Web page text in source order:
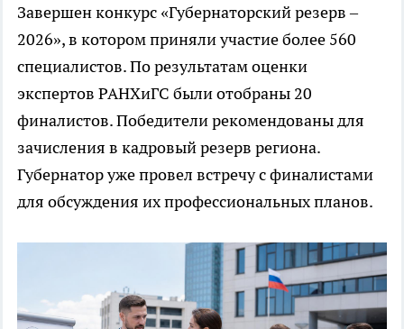
Завершен конкурс «Губернаторский резерв –
2026», в котором приняли участие более 560
специалистов. По результатам оценки
экспертов РАНХиГС были отобраны 20
финалистов. Победители рекомендованы для
зачисления в кадровый резерв региона.
Губернатор уже провел встречу с финалистами
для обсуждения их профессиональных планов.